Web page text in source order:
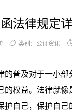
法律规定
类别：公证资讯
普及对于一小部
的权益。法律就
护自己，保护自